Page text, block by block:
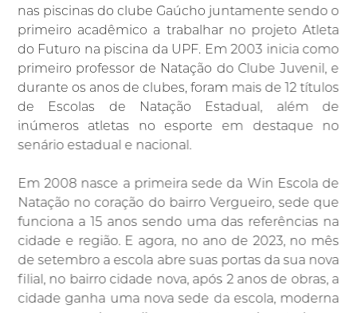
nas piscinas do clube Gaúcho juntamente sendo o
primeiro acadêmico a trabalhar no projeto Atleta
do Futuro na piscina da UPF. Em 2003 inicia como
primeiro professor de Natação do Clube Juvenil, e
durante os anos de clubes, foram mais de 12 títulos
de Escolas de Natação Estadual, além de
inúmeros atletas no esporte em destaque no
senário estadual e nacional.
Em 2008 nasce a primeira sede da Win Escola de
Natação no coração do bairro Vergueiro, sede que
funciona a 15 anos sendo uma das referências na
cidade e região. E agora, no ano de 2023, no mês
de setembro a escola abre suas portas da sua nova
filial, no bairro cidade nova, após 2 anos de obras, a
cidade ganha uma nova sede da escola, moderna